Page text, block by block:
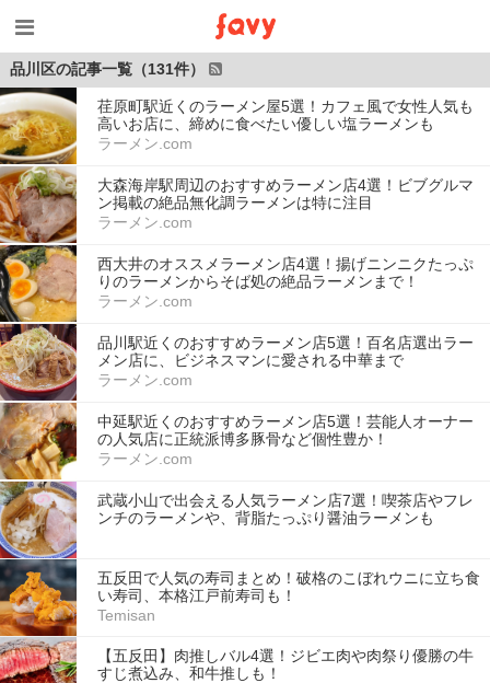
品川区の記事一覧（131件）
荏原町駅近くのラーメン屋5選！カフェ風で女性人気も
高いお店に、締めに食べたい優しい塩ラーメンも
ラーメン.com
大森海岸駅周辺のおすすめラーメン店4選！ビブグルマ
ン掲載の絶品無化調ラーメンは特に注目
ラーメン.com
西大井のオススメラーメン店4選！揚げニンニクたっぷ
りのラーメンからそば処の絶品ラーメンまで！
ラーメン.com
品川駅近くのおすすめラーメン店5選！百名店選出ラー
メン店に、ビジネスマンに愛される中華まで
ラーメン.com
中延駅近くのおすすめラーメン店5選！芸能人オーナー
の人気店に正統派博多豚骨など個性豊か！
ラーメン.com
武蔵小山で出会える人気ラーメン店7選！喫茶店やフレ
ンチのラーメンや、背脂たっぷり醤油ラーメンも
五反田で人気の寿司まとめ！破格のこぼれウニに立ち食
い寿司、本格江戸前寿司も！
Temisan
【五反田】肉推しバル4選！ジビエ肉や肉祭り優勝の牛
すじ煮込み、和牛推しも！